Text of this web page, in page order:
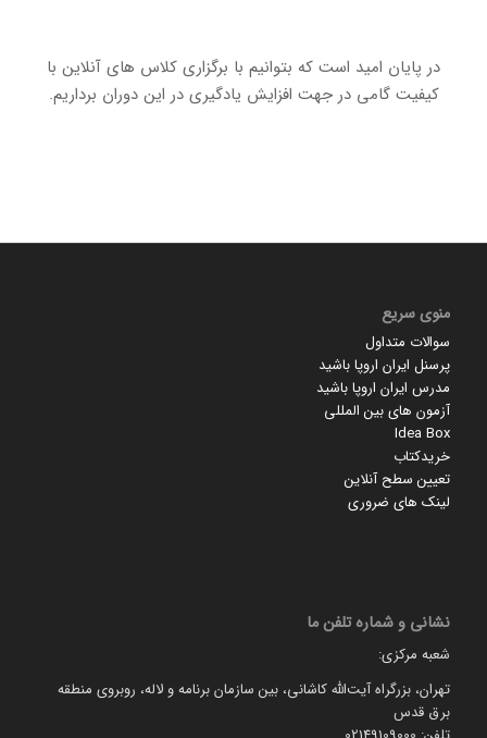
در پایان امید است که بتوانیم با برگزاری کلاس های آنلاین با
کیفیت گامی در جهت افزایش یادگیری در این دوران برداریم.
منوی سریع
سوالات متداول
پرسنل ایران اروپا باشید
مدرس ایران اروپا باشید
آزمون های بین المللی
Idea Box
خریدکتاب
تعیین سطح آنلاین
لینک های ضروری
نشانی و شماره تلفن ما
شعبه مرکزی:
تهران، بزرگراه آیت‌الله کاشانی، بین سازمان برنامه و لاله، روبروی منطقه
برق قدس